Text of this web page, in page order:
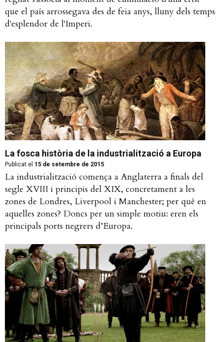
que el país arrossegava des de feia anys, lluny dels temps
d'esplendor de l'Imperi.
La fosca història de la industrialització a Europa
Publicat el 15 de setembre de 2015
La industrialització comença a Anglaterra a finals del
segle XVIII i principis del XIX, concretament a les
zones de Londres, Liverpool i Manchester; per què en
aquelles zones? Doncs per un simple motiu: eren els
principals ports negrers d’Europa.